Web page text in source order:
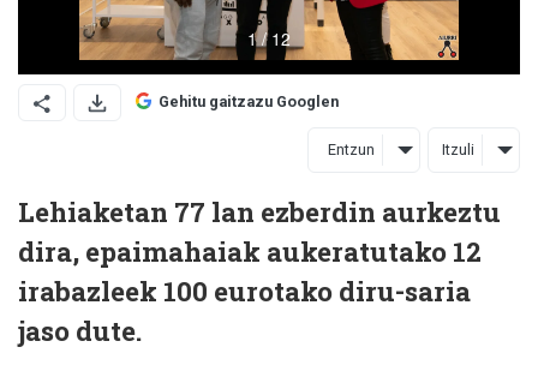
Gehitu gaitzazu Googlen
Entzun Itzuli
Lehiaketan 77 lan ezberdin aurkeztu
dira, epaimahaiak aukeratutako 12
irabazleek 100 eurotako diru-saria
jaso dute.